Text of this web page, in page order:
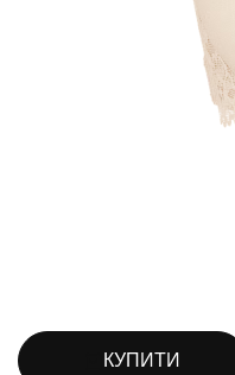
КУПИТИ